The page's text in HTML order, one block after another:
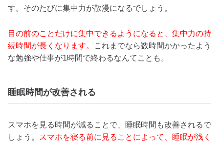
す。そのたびに集中力が散漫になるでしょう。
目の前のことだけに集中できるようになると、集中力の持
続時間が長くなります。
これまでなら数時間かかったよう
な勉強や仕事が1時間で終わるなんてことも。
睡眠時間が改善される
スマホを見る時間が減ることで、睡眠時間も改善されるで
しょう。
スマホを寝る前に見ることによって、睡眠が浅く